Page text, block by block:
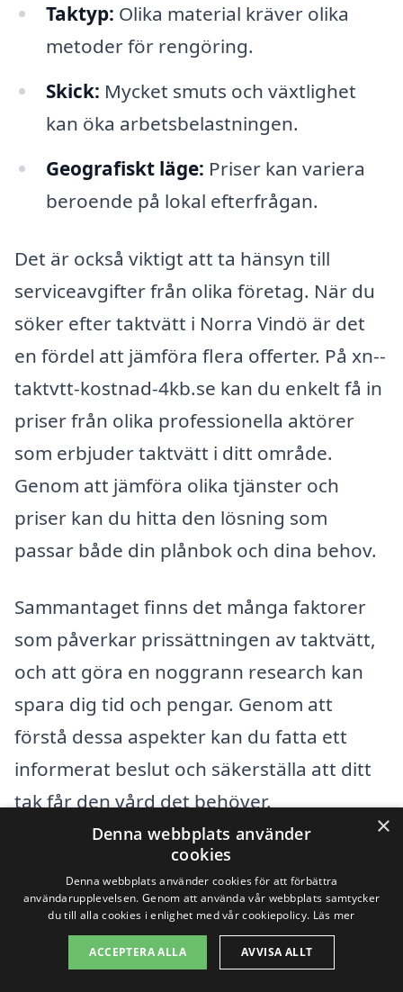
Taktyp: Olika material kräver olika
metoder för rengöring.
Skick: Mycket smuts och växtlighet
kan öka arbetsbelastningen.
Geografiskt läge: Priser kan variera
beroende på lokal efterfrågan.
Det är också viktigt att ta hänsyn till
serviceavgifter från olika företag. När du
söker efter taktvätt i Norra Vindö är det
en fördel att jämföra flera offerter. På xn--
taktvtt-kostnad-4kb.se kan du enkelt få in
priser från olika professionella aktörer
som erbjuder taktvätt i ditt område.
Genom att jämföra olika tjänster och
priser kan du hitta den lösning som
passar både din plånbok och dina behov.
Sammantaget finns det många faktorer
som påverkar prissättningen av taktvätt,
och att göra en noggrann research kan
spara dig tid och pengar. Genom att
förstå dessa aspekter kan du fatta ett
informerat beslut och säkerställa att ditt
tak får den vård det behöver.
Få 3 erbjudanden, gratis och utan
förpliktelser
×
Denna webbplats använder
cookies
Denna webbplats använder cookies för att förbättra
användarupplevelsen. Genom att använda vår webbplats samtycker
du till alla cookies i enlighet med vår cookiepolicy. Läs mer
ACCEPTERA ALLA AVVISA ALLT